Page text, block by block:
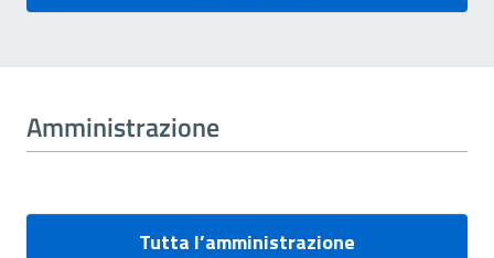
Amministrazione
Tutta l’amministrazione